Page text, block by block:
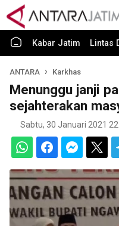
Kabar Jatim Lintas
ANTARA Karkhas
Menunggu janji
sejahterakan
Sabtu, 30 Januari 2021